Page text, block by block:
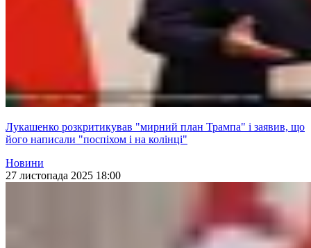
Лукашенко розкритикував "мирний план Трампа" і заявив, що
його написали "поспіхом і на колінці"
Новини
27 листопада 2025 18:00